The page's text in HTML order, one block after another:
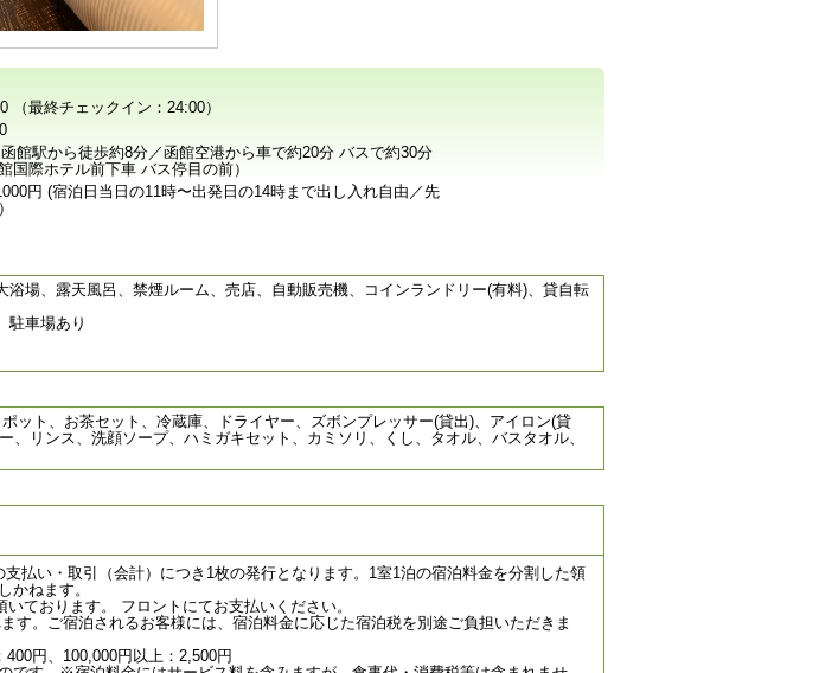
（最終チェックイン：24:00）
函館駅から徒歩約8分／函館空港から車で約20分 バスで約30分
館国際ホテル前下車 バス停目の前）
円 (宿泊日当日の11時〜出発日の14時まで出し入れ自由／先
場、露天風呂、禁煙ルーム、売店、自動販売機、コインランドリー(有料)、貸自転
駐車場あり
ット、お茶セット、冷蔵庫、ドライヤー、ズボンプレッサー(貸出)、アイロン(貸
リンス、洗顔ソープ、ハミガキセット、カミソリ、くし、タオル、バスタオル、
払い・取引（会計）につき1枚の発行となります。1室1泊の宿泊料金を分割した領
かねます。
ております。 フロントにてお支払いください。
す。ご宿泊されるお客様には、宿泊料金に応じた宿泊税を別途ご負担いただきま
円、100,000円以上：2,500円